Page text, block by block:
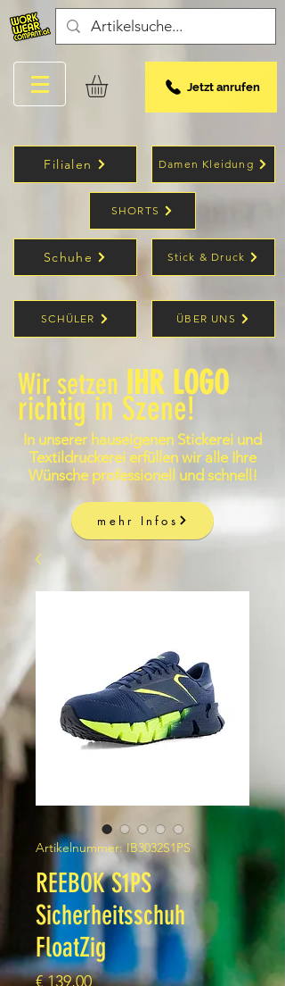
Jetzt anrufen
Filialen Damen Kleidung
SHORTS
Schuhe Stick & Druck
SCHÜLER ÜBER UNS
Wir setzen IHR LOGO
richtig in Szene!
In unserer hauseigenen Stickerei und
Textildruckerei erfüllen wir alle Ihre
Wünsche professionell und schnell!
mehr Infos
Artikelnummer: IB3032S1PS
REEBOK S1PS
Sicherheitsschuh
FloatZig
€ 139,00Preis